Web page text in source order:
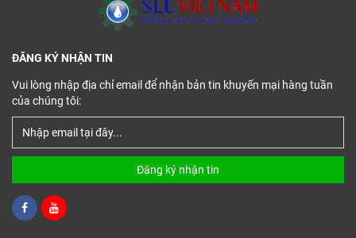
ĐĂNG KÝ NHẬN TIN
Vui lòng nhập địa chỉ email để nhận bản tin khuyến mại hàng tuần
của chúng tôi:
Đăng ký nhận tin